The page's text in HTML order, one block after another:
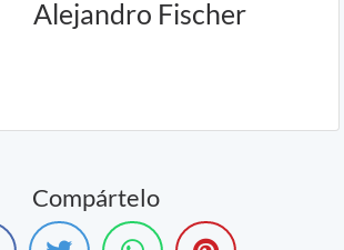
Alejandro Fischer
Compártelo